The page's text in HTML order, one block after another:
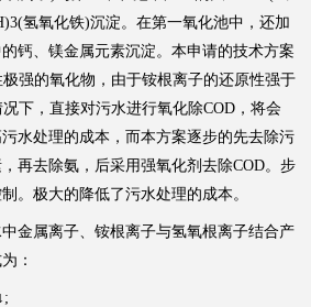
氢氧化铁)沉淀。在第一氧化池中，还加
钙、镁金属元素沉淀。本申请的技术方案
强的氧化物，由于铵根离子的还原性强于
下，直接对污水进行氧化除COD，将会
水处理的成本，而本方案逐步的先去除污
再去除氨，后采用强氧化剂去除COD。步
。极大的降低了污水处理的成本。
属离子、铵根离子与氢氧根离子结合产
：